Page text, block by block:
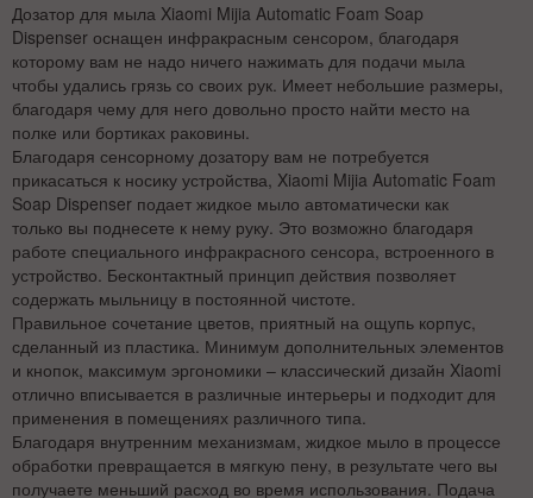
Дозатор для мыла Xiaomi Mijia Automatic Foam Soap
Dispenser оснащен инфракрасным сенсором, благодаря
которому вам не надо ничего нажимать для подачи мыла
чтобы удались грязь со своих рук. Имеет небольшие размеры,
благодаря чему для него довольно просто найти место на
полке или бортиках раковины.
Благодаря сенсорному дозатору вам не потребуется
прикасаться к носику устройства, Xiaomi Mijia Automatic Foam
Soap Dispenser подает жидкое мыло автоматически как
только вы поднесете к нему руку. Это возможно благодаря
работе специального инфракрасного сенсора, встроенного в
устройство. Бесконтактный принцип действия позволяет
содержать мыльницу в постоянной чистоте.
Правильное сочетание цветов, приятный на ощупь корпус,
сделанный из пластика. Минимум дополнительных элементов
и кнопок, максимум эргономики – классический дизайн Xiaomi
отлично вписывается в различные интерьеры и подходит для
применения в помещениях различного типа.
Благодаря внутренним механизмам, жидкое мыло в процессе
обработки превращается в мягкую пену, в результате чего вы
получаете меньший расход во время использования. Подача